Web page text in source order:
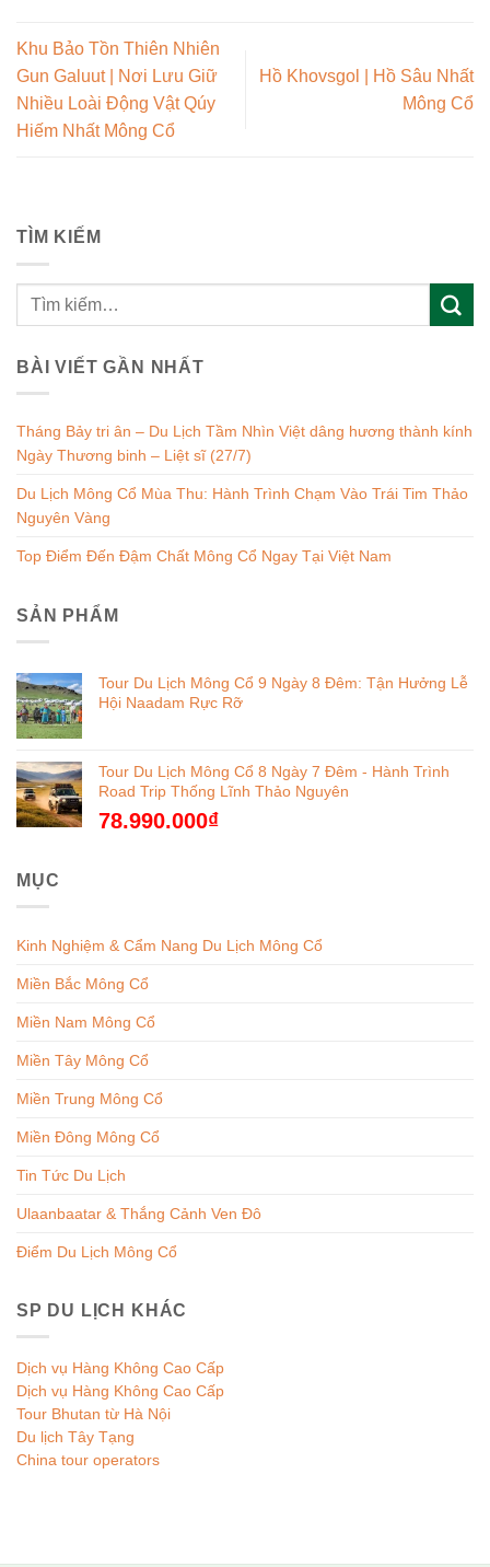
Khu Bảo Tồn Thiên Nhiên
Gun Galuut | Nơi Lưu Giữ
Nhiều Loài Động Vật Qúy
Hiếm Nhất Mông Cổ
Hồ Khovsgol | Hồ Sâu Nhất
Mông Cổ
TÌM KIẾM
BÀI VIẾT GẦN NHẤT
Tháng Bảy tri ân – Du Lịch Tầm Nhìn Việt dâng hương thành kính
Ngày Thương binh – Liệt sĩ (27/7)
Du Lịch Mông Cổ Mùa Thu: Hành Trình Chạm Vào Trái Tim Thảo
Nguyên Vàng
Top Điểm Đến Đậm Chất Mông Cổ Ngay Tại Việt Nam
SẢN PHẨM
Tour Du Lịch Mông Cổ 9 Ngày 8 Đêm: Tận Hưởng Lễ
Hội Naadam Rực Rỡ
Tour Du Lịch Mông Cổ 8 Ngày 7 Đêm - Hành Trình
Road Trip Thống Lĩnh Thảo Nguyên
78.990.000₫
MỤC
Kinh Nghiệm & Cẩm Nang Du Lịch Mông Cổ
Miền Bắc Mông Cổ
Miền Nam Mông Cổ
Miền Tây Mông Cổ
Miền Trung Mông Cổ
Miền Đông Mông Cổ
Tin Tức Du Lịch
Ulaanbaatar & Thắng Cảnh Ven Đô
Điểm Du Lịch Mông Cổ
SP DU LỊCH KHÁC
Dịch vụ Hàng Không Cao Cấp
Dịch vụ Hàng Không Cao Cấp
Tour Bhutan từ Hà Nội
Du lịch Tây Tạng
China tour operators